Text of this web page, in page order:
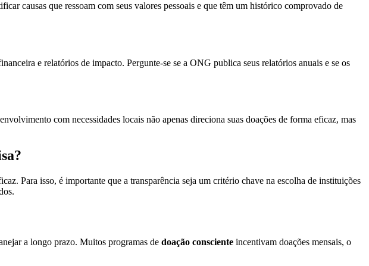
causas que ressoam com seus valores pessoais e que têm um histórico comprovado de
e relatórios de impacto. Pergunte-se se a ONG publica seus relatórios anuais e se os
com necessidades locais não apenas direciona suas doações de forma eficaz, mas
Para isso, é importante que a transparência seja um critério chave na escolha de instituições
a longo prazo. Muitos programas de doação consciente incentivam doações mensais, o